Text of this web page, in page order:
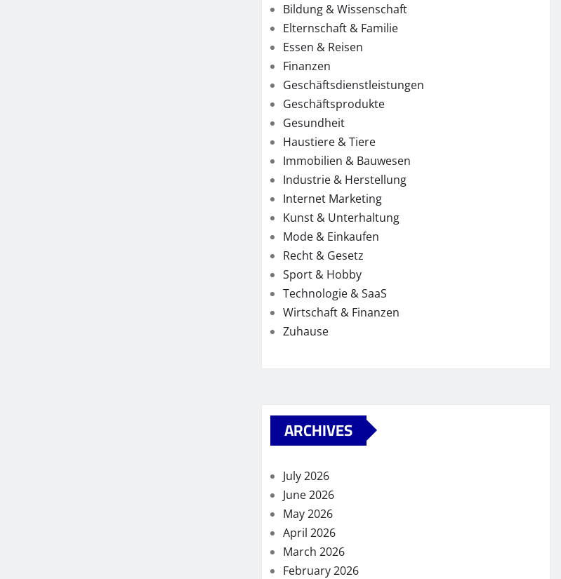
Bildung & Wissenschaft
Elternschaft & Familie
Essen & Reisen
Finanzen
Geschäftsdienstleistungen
Geschäftsprodukte
Gesundheit
Haustiere & Tiere
Immobilien & Bauwesen
Industrie & Herstellung
Internet Marketing
Kunst & Unterhaltung
Mode & Einkaufen
Recht & Gesetz
Sport & Hobby
Technologie & SaaS
Wirtschaft & Finanzen
Zuhause
ARCHIVES
July 2026
June 2026
May 2026
April 2026
March 2026
February 2026